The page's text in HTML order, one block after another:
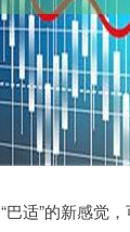
巴适”的新感觉